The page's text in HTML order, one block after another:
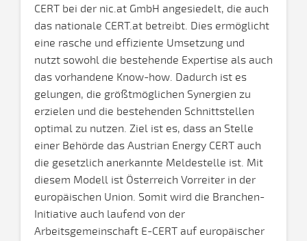
CERT bei der nic.at GmbH angesiedelt, die auch
das nationale CERT.at betreibt. Dies ermöglicht
eine rasche und effiziente Umsetzung und
nutzt sowohl die bestehende Expertise als auch
das vorhandene Know-how. Dadurch ist es
gelungen, die größtmöglichen Synergien zu
erzielen und die bestehenden Schnittstellen
optimal zu nutzen. Ziel ist es, dass an Stelle
einer Behörde das Austrian Energy CERT auch
die gesetzlich anerkannte Meldestelle ist. Mit
diesem Modell ist Österreich Vorreiter in der
europäischen Union. Somit wird die Branchen-
Initiative auch laufend von der
Arbeitsgemeinschaft E-CERT auf europäischer